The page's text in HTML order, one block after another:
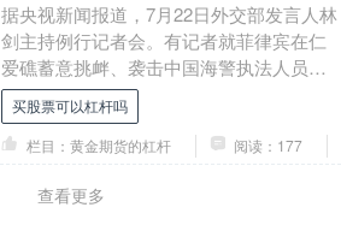
据央视新闻报道，7月22日外交部发言人林
剑主持例行记者会。有记者就菲律宾在仁
爱礁蓄意挑衅、袭击中国海警执法人员提
问。 对此，林剑表示，中方已就菲方人员
恶意攻击中....
买股票可以杠杆吗
栏目：黄金期货的杠杆
阅读：177
查看更多